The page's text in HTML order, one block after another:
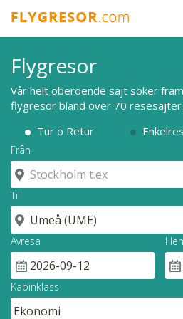
Flygresor
Vår helt oberoende sajt söker
flygresor bland över 70
Tur o Retur
Från
Till
Avresa
Kabinklass